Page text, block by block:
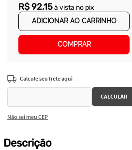
R$92,15à vista no pix
ADICIONAR AO CARRINHO
COMPRAR
Não sei meu CEP
Descrição